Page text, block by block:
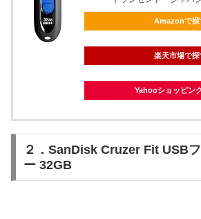
Amazonで探
楽天市場で探
Yahooショッピン
２．SanDisk Cruzer Fit USB
ー 32GB